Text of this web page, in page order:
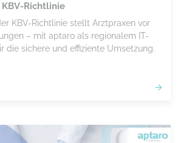
Richtlinie
KBV-Richtlinie stellt Arztpraxen vor
– mit aptaro als regionalem IT-
die sichere und effiziente Umsetzung.